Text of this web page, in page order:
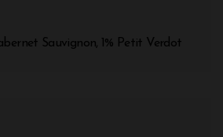
Sauvignon, 1% Petit Verdot